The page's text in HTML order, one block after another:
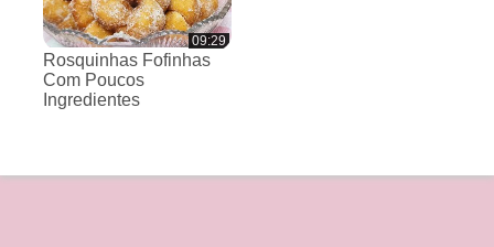
09:29
Rosquinhas Fofinhas
Com Poucos
Ingredientes